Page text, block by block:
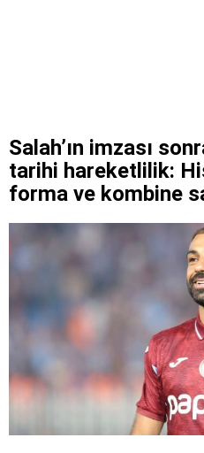
Salah’ın imzası
tarihi hareketlilik:
forma ve kombine